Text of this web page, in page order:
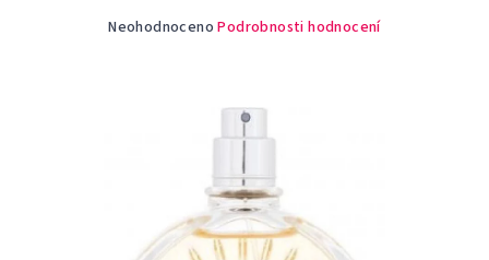
Průměrné
Neohodnoceno Podrobnosti hodnocení